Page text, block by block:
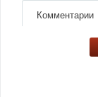
Комментарии